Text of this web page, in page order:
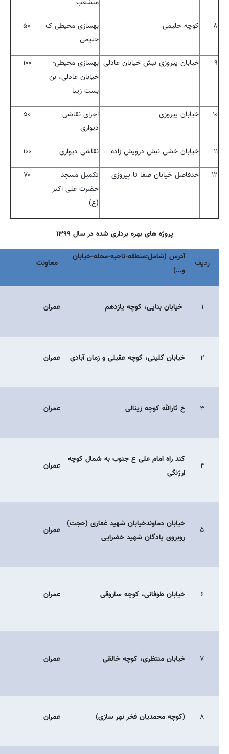
منشعب
۸
کوچه حلیمی
بهسازی محیطی ک
حلیمی
۵۰
۹ خیابان پیروزی نبش خیابان عادلی بهسازی محیطی-
خیابان عادلی، بن
بست زیبا
۱۰۰
۱۰ خیابان پیروزی
اجرای نقاشی
دیواری
۵۰
۱۱ خیابان خشی نبش درویش زاده نقاشی دیواری
۱۰۰
۱۲
حدفاصل خیابان صفا تا پیروزی
تکمیل مسجد
حضرت علی اکبر
(ع)
۷۰
پروژه های بهره برداری شده در سال ۱۳۹۹
ردیف
آدرس (شامل:منطقه-ناحیه-محله-خیابان
و...)
معاونت
۱ خیابان بنایی، کوچه یازدهم عمران
۲ خیابان کلینی، کوچه عقیلی و زمان آبادی عمران
۳ خ ثارالله کوچه زینالی عمران
۴
کند راه امام علی ع جنوب به شمال کوچه
ارژنگی
عمران
۵
خیابان دماوندخیابان شهید غفاری (حجت)
روبروی پادگان شهید خضرایی
عمران
۶ خیابان طوفانی، کوچه ساروقی عمران
۷ خیابان منتظری، کوچه خالقی عمران
۸ (کوچه محمدیان فخر نهر سازی) عمران